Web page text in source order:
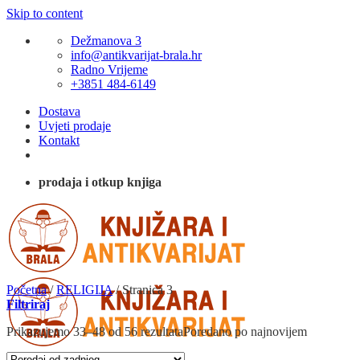
Skip to content
Dežmanova 3
info@antikvarijat-brala.hr
Radno Vrijeme
+3851 484-6149
Dostava
Uvjeti prodaje
Kontakt
prodaja i otkup knjiga
Početna / RELIGIJA /Stranica 3
Filtriraj
Prikazujemo 33–48 od 56 rezultataPoredano po najnovijem